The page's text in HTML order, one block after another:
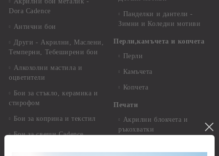
Dora Cadence
Антични бои
Други - Акрилни, Маслени,
Темперни, Тебеширени бои
Алкохолни мастила и
оцветители
Бои за стъкло, керамика и
стирофом
Бои за коприна и текстил
Бои за свещи Cadence
Панделки и дантели -
Зимни и Коледни мотиви
Перли,камъчета и копчета
Перли
Камъчета
Копчета
Печати
Акрилни блокчета и
ръкохватки